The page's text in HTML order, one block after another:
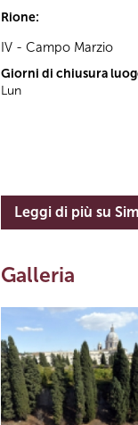
Rione:
IV - Campo Marzio
Giorni di chiusura
Lun
Leggi di più su
Galleria